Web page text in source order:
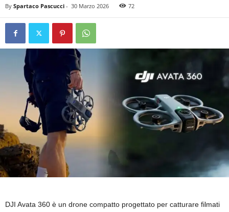
By Spartaco Pascucci - 30 Marzo 2026 72
DJI Avata 360 è un drone compatto progettato per catturare filmati